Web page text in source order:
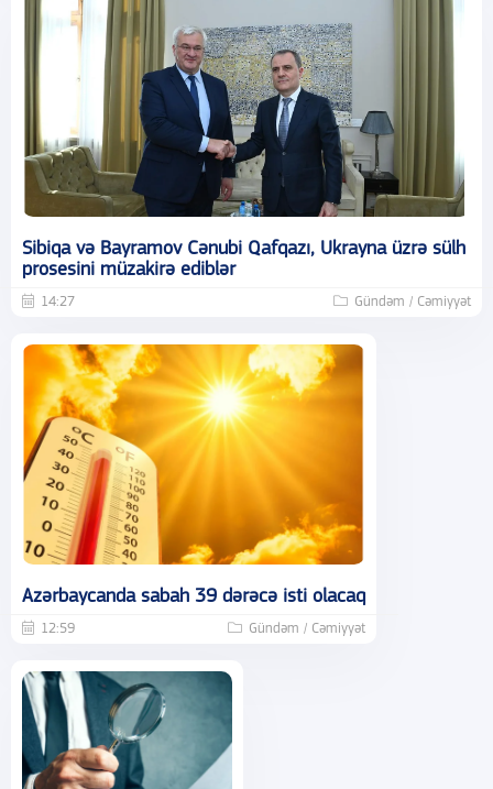
Sibiqa və Bayramov Cənubi Qafqazı, Ukrayna üzrə sülh
prosesini müzakirə ediblər
14:27 Gündəm / Cəmiyyət
Azərbaycanda sabah 39 dərəcə isti olacaq
12:59 Gündəm / Cəmiyyət